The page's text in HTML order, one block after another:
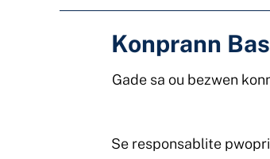
Konprann
Gade sa ou bezwen
Se responsablite